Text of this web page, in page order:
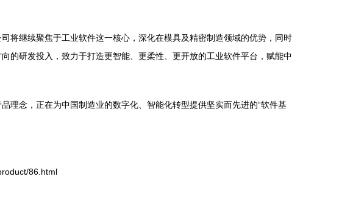
将继续聚焦于工业软件这一核心，深化在模具及精密制造领域的优势，同时
的研发投入，致力于打造更智能、更柔性、更开放的工业软件平台，赋能中
理念，正在为中国制造业的数字化、智能化转型提供坚实而先进的“软件基
86.html